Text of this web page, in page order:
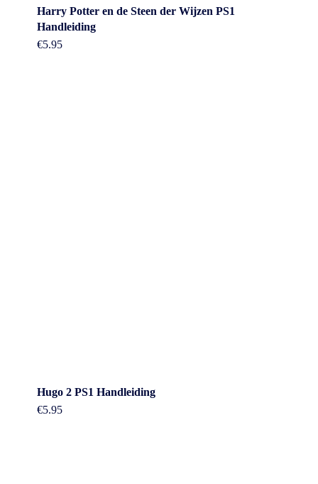
Harry Potter en de Steen der Wijzen PS1
Handleiding
€5.95
Hugo 2 PS1 Handleiding
€5.95